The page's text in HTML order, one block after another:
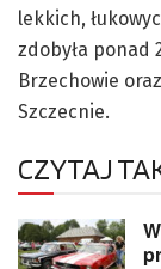
lekkich,
zdobyła ponad
Brzechowie
Szczecnie.
CZYTAJ